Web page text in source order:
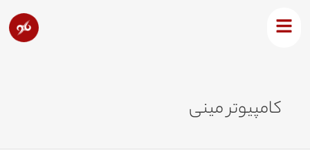
کامپیوتر مینی